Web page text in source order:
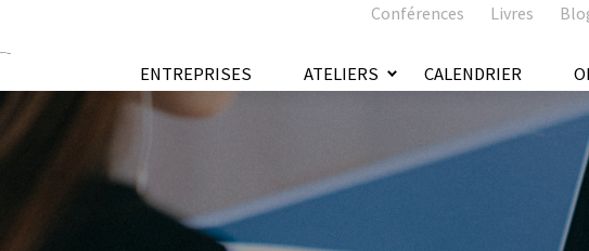
ENTREPRISES ATELIERS CALENDRIER
Conférences Livres